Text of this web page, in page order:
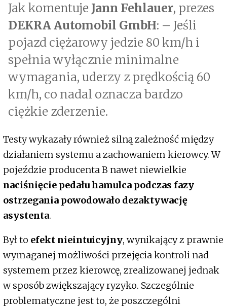
Jak komentuje Jann Fehlauer, prezes
DEKRA Automobil GmbH: – Jeśli
pojazd ciężarowy jedzie 80 km/h i
spełnia wyłącznie minimalne
wymagania, uderzy z prędkością 60
km/h, co nadal oznacza bardzo
ciężkie zderzenie.
Testy wykazały również silną zależność między
działaniem systemu a zachowaniem kierowcy. W
pojeździe producenta B nawet niewielkie
naciśnięcie pedału hamulca podczas fazy
ostrzegania powodowało dezaktywację
asystenta.
Był to efekt nieintuicyjny, wynikający z prawnie
wymaganej możliwości przejęcia kontroli nad
systemem przez kierowcę, zrealizowanej jednak
w sposób zwiększający ryzyko. Szczególnie
problematyczne jest to, że poszczególni